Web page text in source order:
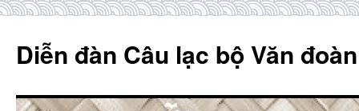
content
Diễn đàn Câu lạc bộ Văn